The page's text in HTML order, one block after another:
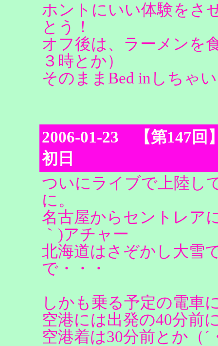
ホントにいい体験をさ
とう！
オフ後は、ラーメンを
３時とか）
そのままBed inしちゃ
2006-01-23 【第147回
初日
ついにライブで上陸し
に。
名古屋からセントレア
｀)アチャー
北海道はさぞかし大雪
で・・・
しかも乗る予定の電車
空港には出発の40分前
空港着は30分前とか（